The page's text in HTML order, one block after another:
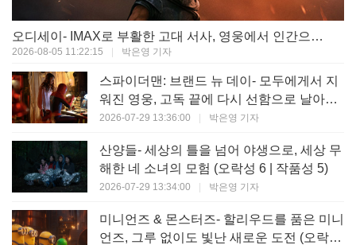
오디세이- IMAX로 부활한 고대 서사, 영웅에서 인간으로의 귀환 (오락성 9 | 작품성 9)
2026-08-05 11:22:15 박은영 기자
스파이더맨: 브랜드 뉴 데이- 모두에게서 지
워진 영웅, 고독 끝에 다시 선함으로 날아오
르다 (오락성 8 | 작품성 8)
2026-07-29 13:36:00 박은영 기자
산양들- 세상의 틀을 넘어 야생으로, 세상 무
해한 네 소녀의 모험 (오락성 6 | 작품성 5)
2026-07-29 13:34:00 박은영 기자
미니언즈 & 몬스터즈- 할리우드를 품은 미니
언즈, 그루 없이도 빛난 새로운 도전 (오락성